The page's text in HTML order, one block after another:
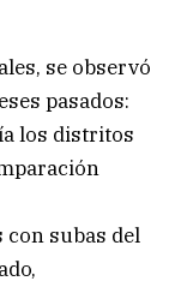
se observó
pasados:
los distritos
subas del